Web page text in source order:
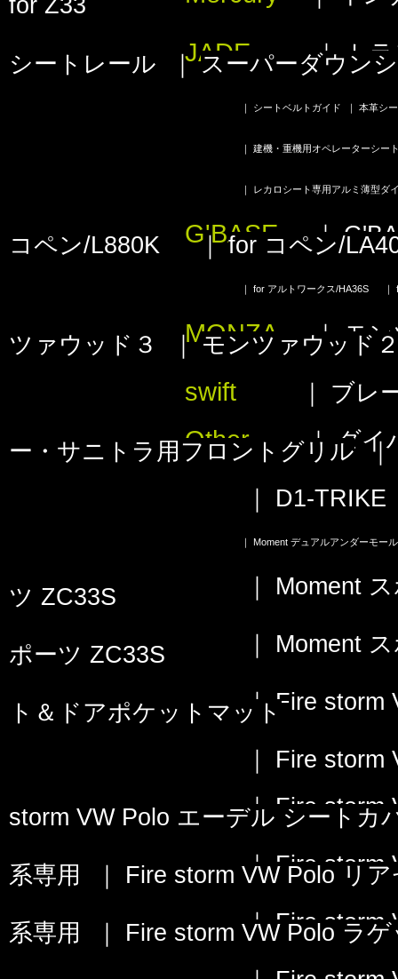
for Z33
JADE｜ ト
シートレール ｜スーパーダウン
｜ シートベルトガイド ｜ 本革シ
｜ 建機・重機用オペレーターシー
｜ レカロシート専用アルミ薄型ダ
G'BASE｜
コペン/L880K ｜for コペン/
｜ for アルトワークス/HA36S ｜
MONZA｜ モ
ツァウッド３ ｜モンツァウッド
swift ブレ
Other｜ダイ
ー・サニトラ用フロントグリル｜
D1-TRIKE
｜ Moment デュアルアンダーモール
Moment
ツ ZC33S
Moment
ポーツ ZC33S
｜ Fire storm
ト＆ドアポケットマット
Fire storm
｜ Fire storm
storm VW Polo エーデル シートカ
｜Fire storm
系専用
Fire storm VW Polo リ
｜Fire storm
系専用
Fire storm VW Polo ラ